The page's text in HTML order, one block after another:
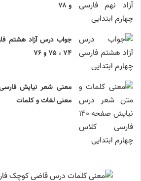
و ۷۸
جواب درس آزاد هشتم
۷۴ ، ۷۵ و ۷۶
معنی شعر نیایش
معنی لغات و کلمات